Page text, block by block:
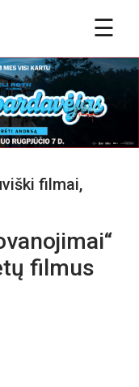
filmai,
filmus